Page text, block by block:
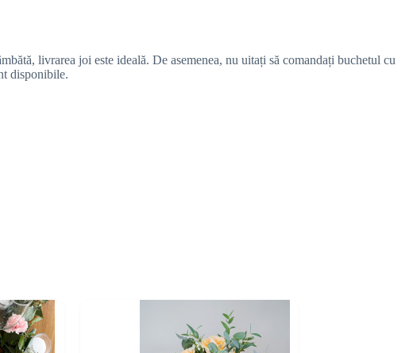
livrarea joi este ideală. De asemenea, nu uitați să comandați buchetul cu
disponibile.